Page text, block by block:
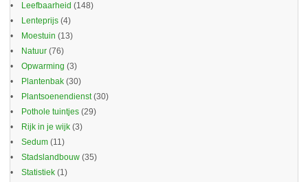
Leefbaarheid (148)
Lenteprijs (4)
Moestuin (13)
Natuur (76)
Opwarming (3)
Plantenbak (30)
Plantsoenendienst(30)
Pothole tuintjes (29)
Rijk in je wijk (3)
Sedum (11)
Stadslandbouw (35)
Statistiek (1)